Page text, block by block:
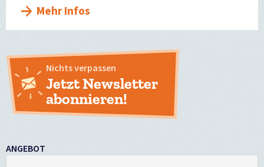
Mehr Infos
Nichts verpassen
Jetzt Newsletter
abonnieren!
ANGEBOT